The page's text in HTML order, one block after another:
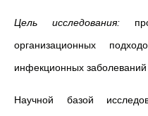
Цель исследования:
организационных
инфекционных
Научной базой